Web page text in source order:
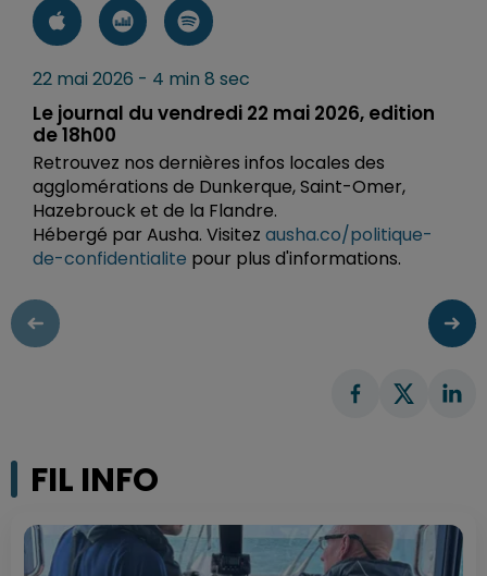
22 mai 2026 - 4 min 8 sec
Le journal du vendredi 22 mai 2026, edition
de 18h00
Retrouvez nos dernières infos locales des
agglomérations de Dunkerque, Saint-Omer,
Hazebrouck et de la Flandre.
Hébergé par Ausha. Visitez ausha.co/politique-
de-confidentialite pour plus d'informations.
FIL INFO